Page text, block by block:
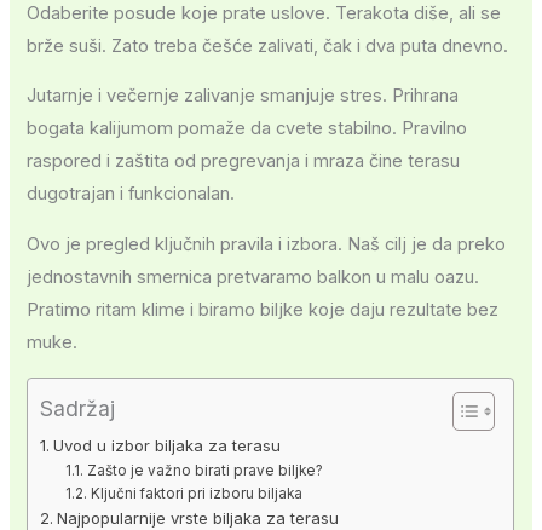
Odaberite posude koje prate uslove. Terakota diše, ali se
brže suši. Zato treba češće zalivati, čak i dva puta dnevno.
Jutarnje i večernje zalivanje smanjuje stres. Prihrana
bogata kalijumom pomaže da cvete stabilno. Pravilno
raspored i zaštita od pregrevanja i mraza čine terasu
dugotrajan i funkcionalan.
Ovo je pregled ključnih pravila i izbora. Naš cilj je da preko
jednostavnih smernica pretvaramo balkon u malu oazu.
Pratimo ritam klime i biramo biljke koje daju rezultate bez
muke.
Sadržaj
Uvod u izbor biljaka za terasu
Zašto je važno birati prave biljke?
Ključni faktori pri izboru biljaka
Najpopularnije vrste biljaka za terasu